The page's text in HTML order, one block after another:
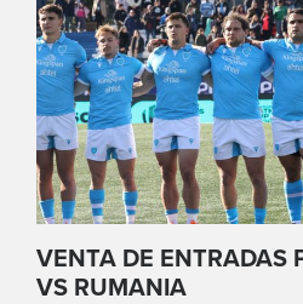
VENTA DE ENTRADAS
VS RUMANIA